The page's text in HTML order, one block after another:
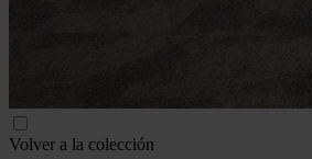
Volver a la colección